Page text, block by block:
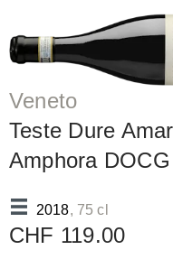
Veneto
Teste Dure
Amphora DOCG
2018, 75 cl
CHF 119.00